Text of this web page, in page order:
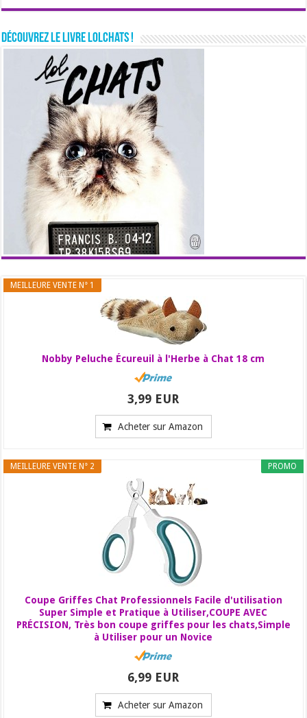
Découvrez le livre LolChats !
MEILLEURE VENTE N° 1
Nobby Peluche Écureuil à l'Herbe à Chat 18 cm
3,99 EUR
Acheter sur Amazon
PROMO
MEILLEURE VENTE N° 2
Coupe Griffes Chat Professionnels Facile d'utilisation
Super Simple et Pratique à Utiliser,COUPE AVEC
PRÉCISION, Très bon coupe griffes pour les chats,Simple
à Utiliser pour un Novice
6,99 EUR
Acheter sur Amazon